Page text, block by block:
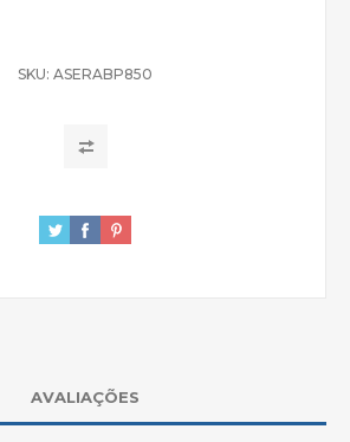
SKU: ASERABP850
AVALIAÇÕES